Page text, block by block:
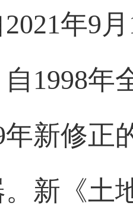
年9
1998年
年新修正
新《土